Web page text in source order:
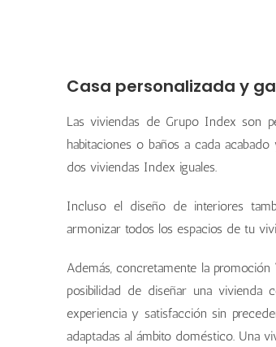
Casa personalizada y
Las viviendas de Grupo Index son
habitaciones o baños a cada
dos viviendas Index iguales.
Incluso el diseño de interiores
armonizar todos los espacios de tu
Además, concretamente la promoción
posibilidad de diseñar una vivienda
experiencia y satisfacción sin
adaptadas al ámbito doméstico. Una